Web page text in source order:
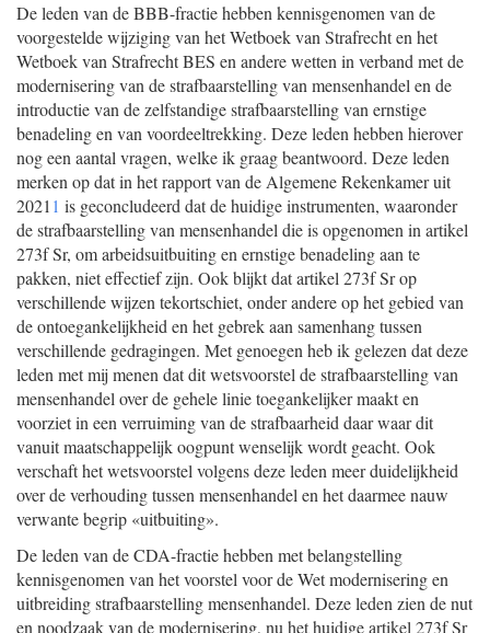
De leden van de BBB-fractie hebben kennisgenomen van de
voorgestelde wijziging van het Wetboek van Strafrecht en het
Wetboek van Strafrecht BES en andere wetten in verband met de
modernisering van de strafbaarstelling van mensenhandel en de
introductie van de zelfstandige strafbaarstelling van ernstige
benadeling en van voordeeltrekking. Deze leden hebben hierover
nog een aantal vragen, welke ik graag beantwoord. Deze leden
merken op dat in het rapport van de Algemene Rekenkamer uit
2021 1 is geconcludeerd dat de huidige instrumenten, waaronder
de strafbaarstelling van mensenhandel die is opgenomen in artikel
273f Sr, om arbeidsuitbuiting en ernstige benadeling aan te
pakken, niet effectief zijn. Ook blijkt dat artikel 273f Sr op
verschillende wijzen tekortschiet, onder andere op het gebied van
de ontoegankelijkheid en het gebrek aan samenhang tussen
verschillende gedragingen. Met genoegen heb ik gelezen dat deze
leden met mij menen dat dit wetsvoorstel de strafbaarstelling van
mensenhandel over de gehele linie toegankelijker maakt en
voorziet in een verruiming van de strafbaarheid daar waar dit
vanuit maatschappelijk oogpunt wenselijk wordt geacht. Ook
verschaft het wetsvoorstel volgens deze leden meer duidelijkheid
over de verhouding tussen mensenhandel en het daarmee nauw
verwante begrip «uitbuiting».
De leden van de CDA-fractie hebben met belangstelling
kennisgenomen van het voorstel voor de Wet modernisering en
uitbreiding strafbaarstelling mensenhandel. Deze leden zien de nut
en noodzaak van de modernisering, nu het huidige artikel 273f Sr